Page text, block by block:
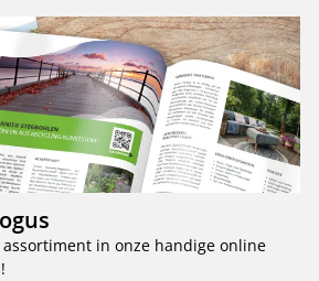
in onze handige online